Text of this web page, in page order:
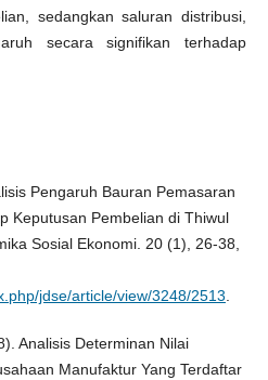
sedangkan saluran distribusi,
secara signifikan terhadap
Pengaruh Bauran Pemasaran
Keputusan Pembelian di Thiwul
Sosial Ekonomi. 20 (1), 26-38,
jdse/article/view/3248/2513
Analisis Determinan Nilai
Manufaktur Yang Terdaftar